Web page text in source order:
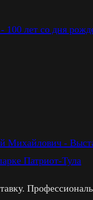
- 100 лет со дня
Михайлович -
Патриот-Тула